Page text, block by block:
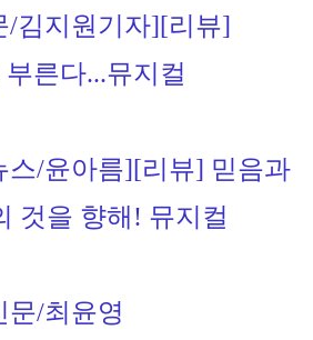
/김지원기자][리뷰]
른다...뮤지컬
스/윤아름][리뷰] 믿음과
것을 향해! 뮤지컬
문/최윤영